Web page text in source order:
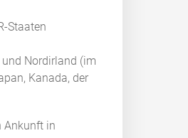
Staaten
Nordirland (im
Kanada, der
Ankunft in